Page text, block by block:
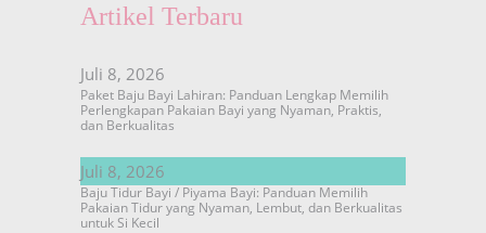
Artikel Terbaru
Juli 8, 2026
Paket Baju Bayi Lahiran: Panduan Lengkap Memilih
Perlengkapan Pakaian Bayi yang Nyaman, Praktis,
dan Berkualitas
Juli 8, 2026
Baju Tidur Bayi / Piyama Bayi: Panduan Memilih
Pakaian Tidur yang Nyaman, Lembut, dan Berkualitas
untuk Si Kecil